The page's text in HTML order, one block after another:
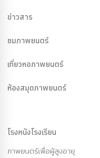
ข่าวสาร
ชมภาพยนตร์
เที่ยวหอภาพยนตร์
ห้องสมุดภาพยนตร์
โรงหนังโรงเรียน
ภาพยนตร์เพื่อผู้สูงอายุ